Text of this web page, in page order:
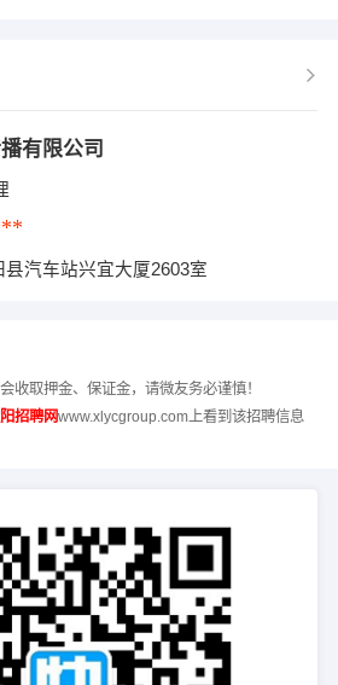
有限公司
县汽车站兴宜大厦2603室
收取押金、保证金，请微友务必谨慎！
招聘网www.xlycgroup.com上看到该招聘信息